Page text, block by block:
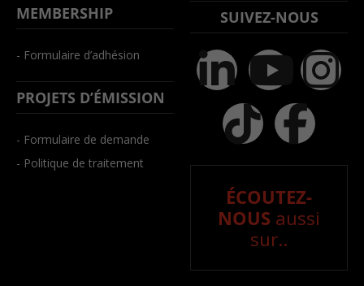
MEMBERSHIP
- Formulaire d’adhésion
PROJETS D’ÉMISSION
- Formulaire de demande
- Politique de traitement
SUIVEZ-NOUS
ÉCOUTEZ-
NOUS aussi
sur..